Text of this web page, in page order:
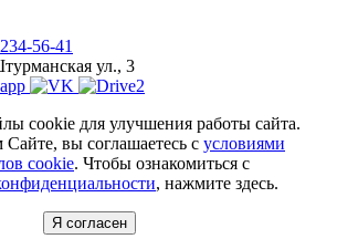
56-41
ул., 3
cookie для улучшения работы сайта.
вы соглашаетесь с условиями
cookie. Чтобы ознакомиться с
, нажмите здесь.
Я согласен